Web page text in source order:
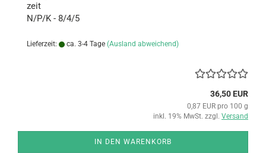
zeit
N/P/K - 8/4/5
Lieferzeit: ca. 3-4 Tage (Ausland abweichend)
36,50 EUR
0,87 EUR pro 100 g
inkl. 19% MwSt. zzgl. Versand
IN DEN WARENKORB